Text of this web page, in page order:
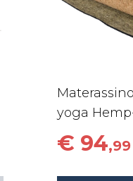
yoga
€ 94,99